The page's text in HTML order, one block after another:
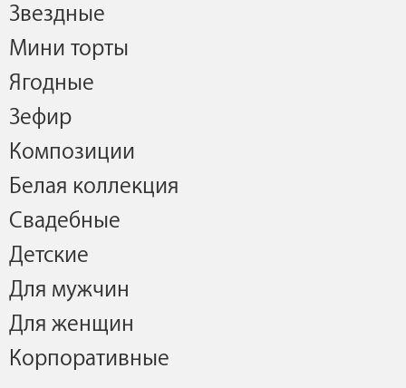
Звездные
Мини торты
Ягодные
Зефир
Композиции
Белая коллекция
Свадебные
Детские
Для мужчин
Для женщин
Корпоративные